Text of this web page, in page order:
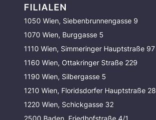
FILIALEN
1050 Wien, Siebenbrunnengasse 9
1070 Wien, Burggasse 5
1110 Wien, Simmeringer Hauptstraße 97
1160 Wien, Ottakringer Straße 229
1190 Wien, Silbergasse 5
1210 Wien, Floridsdorfer Hauptstraße 28
1220 Wien, Schickgasse 32
2500 Baden, Friedhofstraße 4/1